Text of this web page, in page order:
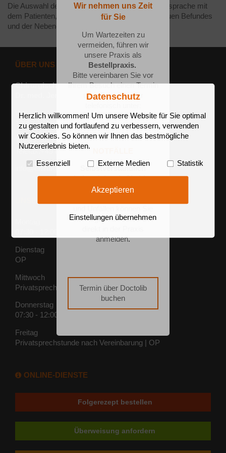
Die Auswahl der Operationsmethode erfolgt in Absprache mit
dem Patienten, unter Berücksichtigung des genauen Befundes
und der Nebenerkrankungen.
ÜBER UNS
Chirurgische Praxis
Wittenburger Str 20/22 (Eingang Wittenburger Str 20)
19053 Schwerin
Telefon:+49 (385) 57 56 586
Telefax:+49 (385) 57 56 587
info@chirurgie-schwerin.de
UNSERE SPRECHZEITEN
Dienstag
OP
Mittwoch
Privatsprechstunde nach Vereinbarung | OP
Donnerstag
07:30 - 12:00 | 13:00 - 15:30
Freitag
Privatsprechstunde nach Vereinbarung | OP
ONLINE-DIENSTE
Folgerezept bestellen
Überweisung anfordern
Datenschutz
Herzlich willkommen! Um unsere Website für Sie optimal
zu gestalten und fortlaufend zu verbessern, verwenden
wir Cookies. So können wir Ihnen das bestmögliche
Nutzererlebnis bieten.
Essenziell Externe Medien Statistik
Akzeptieren
Einstellungen übernehmen
Wir nehmen uns Zeit
für Sie
Um Wartezeiten zu
vermeiden, führen wir
unsere Praxis als
Bestellpraxis.
Bitte vereinbaren Sie vor
Ihrem Besuch einen Termin
über Doctolib oder
Tel. 0385 57 56 586
Selbstverständlich
behandeln wir Sie hier
auch ohne Termin.
sich täglich ab 08:00 Uhr
anmelden.
Termin über Doctolib
buchen